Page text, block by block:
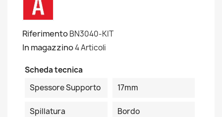
RiferimentoBN3040-KIT
In magazzino4 Articoli
Scheda tecnica
Spessore Supporto
17mm
Spillatura Bordo